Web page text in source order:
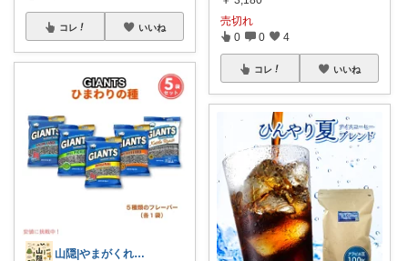
コレ いいね
山隠|やまがくれ 暮らしと便利グッズ
売切れ
0 0 4
コレ いいね